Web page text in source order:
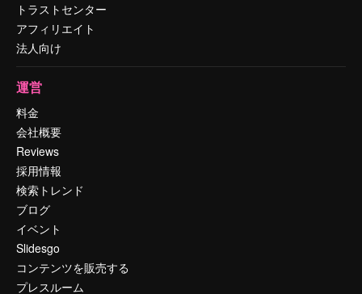
トラストセンター
アフィリエイト
法人向け
運営
料金
会社概要
Reviews
採用情報
検索トレンド
ブログ
イベント
Slidesgo
コンテンツを販売する
プレスルーム